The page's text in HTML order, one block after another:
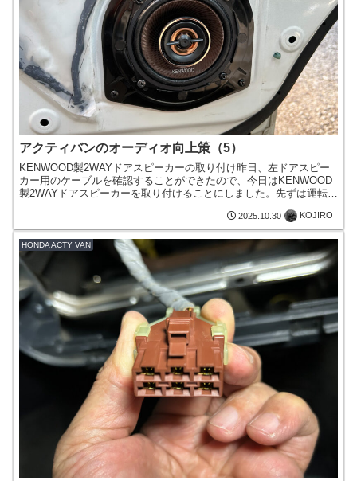
アクティバンのオーディオ向上策（5）
KENWOOD製2WAYドアスピーカーの取り付け昨日、左ドアスピー
カー用のケーブルを確認することができたので、今日はKENWOOD
製2WAYドアスピーカーを取り付けることにしました。先ずは運転席
2025.10.30 KOJIRO
HONDA ACTY VAN